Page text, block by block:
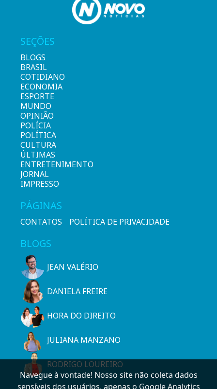
SEÇÕES
BLOGS
BRASIL
COTIDIANO
ECONOMIA
ESPORTE
MUNDO
OPINIÃO
POLÍCIA
POLÍTICA
CULTURA
ÚLTIMAS
ENTRETENIMENTO
JORNAL
IMPRESSO
PÁGINAS
CONTATOS POLÍTICA DE PRIVACIDADE
BLOGS
JEAN VALÉRIO
DANIELA FREIRE
HORA DO DIREITO
JULIANA MANZANO
RODRIGO LOUREIRO
Navegue à vontade! Nosso site não coleta dados
sensíveis dos usuários, apenas o Google Analytics